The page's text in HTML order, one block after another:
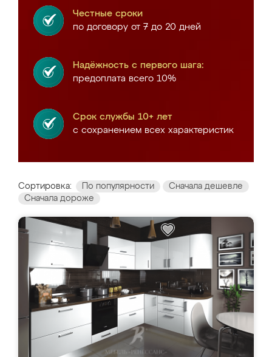
Честные сроки
по договору от 7 до 20 дней
Надёжность с первого шага:
предоплата всего 10%
Срок службы 10+ лет
с сохранением всех характеристик
Сортировка: По популярности
Сначала дешевле
Сначала дороже